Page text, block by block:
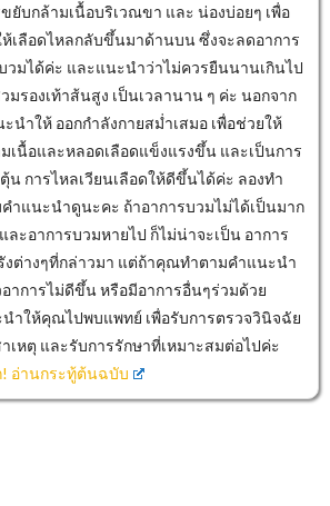
ยับกล้ามเนื้อบริเวณขา และ น่องบ่อยๆ เพื่อ
เลือดไหลกลับขึ้นมาด้านบน ซึ่งจะลดอาการ
วมได้ค่ะ และแนะนำว่าไม่ควรยืนนานเกินไป
มรองเท้าส้นสูง เป็นเวลานาน ๆ ค่ะ นอกจาก
นำให้ ออกกำลังกายสม่ำเสมอ เพื่อช่วยให้
เนื้อและหลอดเลือดแข็งแรงขึ้น และเป็นการ
น การไหลเวียนเลือดให้ดีขึ้นได้ค่ะ ลองทำ
ำแนะนำดูนะคะ ถ้าอาการบวมไม่ได้เป็นมาก
ละอาการบวมหายไป ก็ไม่น่าจะเป็น อาการ
งต่างๆที่กล่าวมา แต่ถ้าคุณทำตามคำแนะนำ
าการไม่ดีขึ้น หรือมีอาการอื่นๆร่วมด้วย
ำให้คุณไปพบแพทย์ เพื่อรับการตรวจวินิจฉัย
เหตุ และรับการรักษาที่เหมาะสมต่อไปค่ะ
อ่านกระทู้ต้นฉบับ